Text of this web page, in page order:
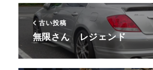
古い投稿
無限さん レジェンド